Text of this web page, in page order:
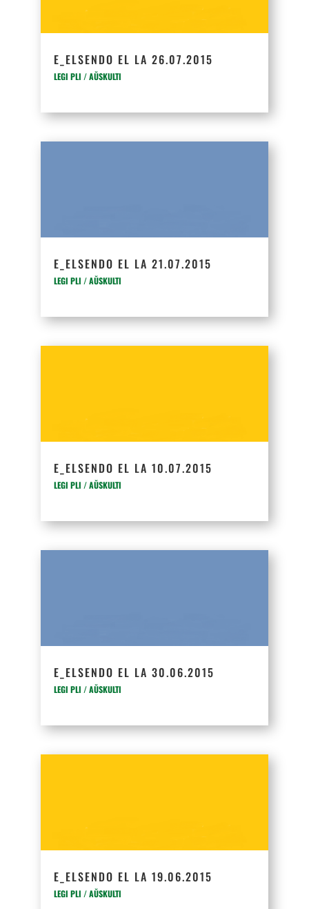
E_ELSENDO EL LA 26.07.2015
LEGI PLI / AŬSKULTI
E_ELSENDO EL LA 21.07.2015
LEGI PLI / AŬSKULTI
E_ELSENDO EL LA 10.07.2015
LEGI PLI / AŬSKULTI
E_ELSENDO EL LA 30.06.2015
LEGI PLI / AŬSKULTI
E_ELSENDO EL LA 19.06.2015
LEGI PLI / AŬSKULTI